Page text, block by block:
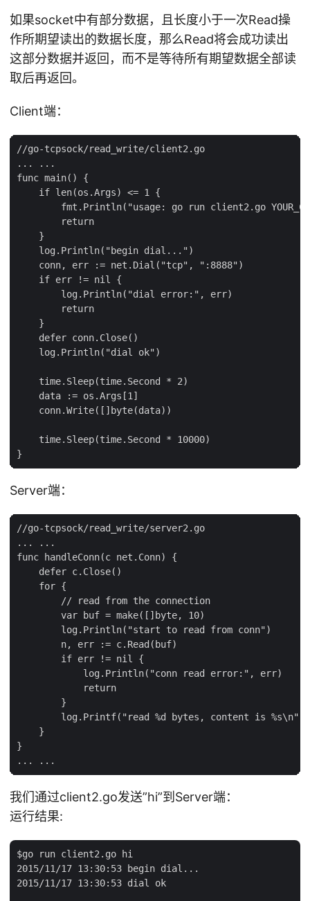
如果socket中有部分数据，且长度小于一次Read操
作所期望读出的数据长度，那么Read将会成功读出
这部分数据并返回，而不是等待所有期望数据全部读
取后再返回。
Client端：
//go-tcpsock/read_write/client2.go
... ...
func main() {
    if len(os.Args) <= 1 {
fmt.Println("usage: go run client2.go
        return
    }
    log.Println("begin dial...")
    conn, err := net.Dial("tcp", ":8888")
    if err != nil {
        log.Println("dial error:", err)
        return
    }
    defer conn.Close()
    log.Println("dial ok")
    time.Sleep(time.Second * 2)
    data := os.Args[1]
    conn.Write([]byte(data))
    time.Sleep(time.Second * 10000)
Server端：
//go-tcpsock/read_write/server2.go
... ...
func handleConn(c net.Conn) {
    defer c.Close()
    for {
        // read from the connection
        var buf = make([]byte, 10)
        log.Println("start to read from conn")
        n, err := c.Read(buf)
        if err != nil {
            log.Println("conn read error:", err)
            return
        }
log.Printf("read %d bytes, content is %s\n",
    }
}
我们通过client2.go发送”hi”到Server端：
运行结果:
$go run client2.go hi
2015/11/17 13:30:53 begin dial...
2015/11/17 13:30:53 dial ok